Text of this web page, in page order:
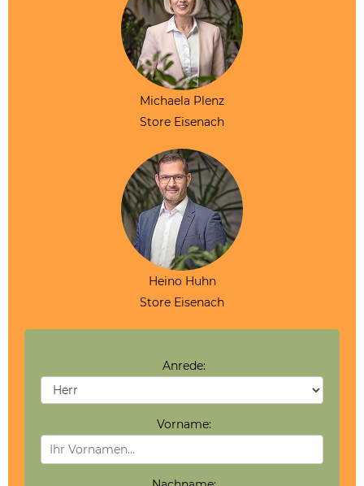
Michaela Plenz
Store Eisenach
Heino Huhn
Store Eisenach
Anrede:
Vorname: